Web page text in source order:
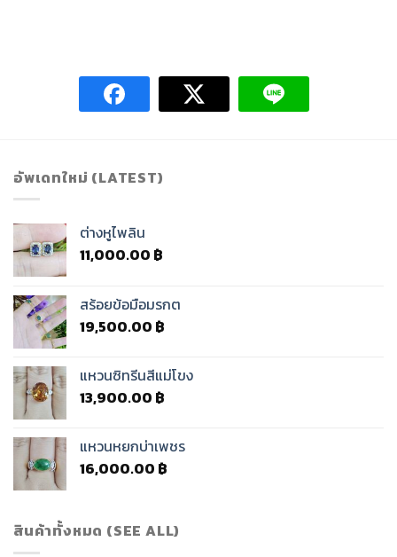
อัพเดทใหม่ (LATEST)
ต่างหูไพลิน
11,000.00 ฿
สร้อยข้อมือมรกต
19,500.00 ฿
แหวนซิทรีนสีแม่โขง
13,900.00 ฿
แหวนหยกบ่าเพชร
16,000.00 ฿
สินค้าทั้งหมด (SEE ALL)